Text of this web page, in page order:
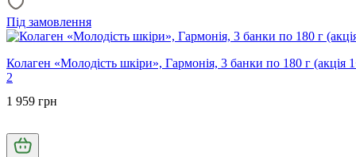
Під замовлення
Колаген «Молодість шкіри», Гармонія, 3 банки по 180 г (акція
2
1 959 грн